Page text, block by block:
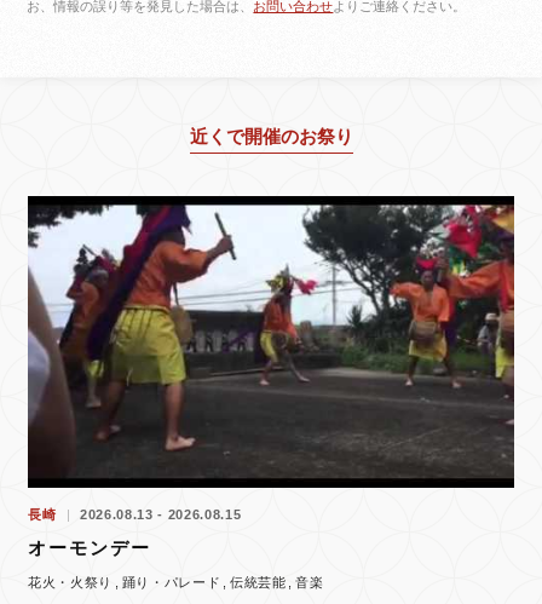
お、情報の誤り等を発見した場合は、 お問い合わせよりご連絡ください。
近くで開催のお祭り
長崎 2026.08.13 - 2026.08.15
オーモンデー
花火・火祭り 踊り・パレード 伝統芸能 音楽